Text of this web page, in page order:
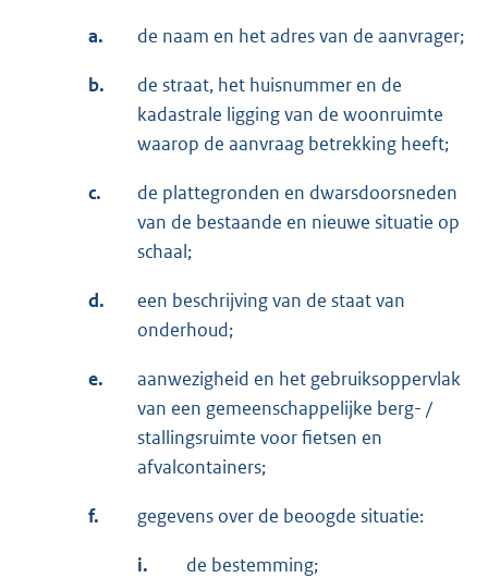
a. de naam en het adres van de aanvrager;
b.
de straat, het huisnummer en de
kadastrale ligging van de woonruimte
waarop de aanvraag betrekking heeft;
c.
de plattegronden en dwarsdoorsneden
van de bestaande en nieuwe situatie op
schaal;
d.
een beschrijving van de staat van
onderhoud;
e.
aanwezigheid en het gebruiksoppervlak
van een gemeenschappelijke berg- /
stallingsruimte voor fietsen en
afvalcontainers;
f. gegevens over de beoogde situatie:
i. de bestemming;